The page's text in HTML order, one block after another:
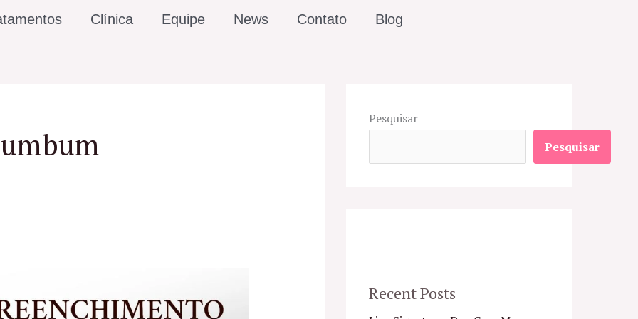
Clínica Equipe News Contato Blog
Pesquisar
Pesquisar
Recent Posts